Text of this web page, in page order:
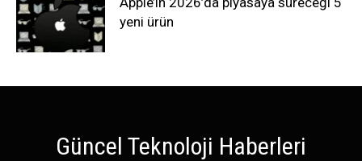
yeni ürün
Güncel Teknoloji Haberleri